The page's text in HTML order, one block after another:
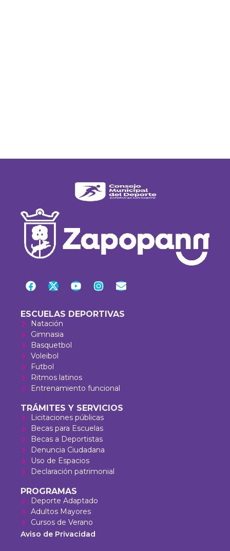
ESCUELAS DEPORTIVAS
Natación
Gimnasia
Basquetbol
Voleibol
Futbol
Ritmos latinos
Entrenamiento funcional
TRÁMITES Y SERVICIOS
Licitaciones públicas
Becas para Escuelas
Becas a Deportistas
Denuncia Ciudadana
Uso de Espacios
Declaración patrimonial
PROGRAMAS
Deporte Adaptado
Adultos Mayores
Cursos de Verano
Aviso de Privacidad